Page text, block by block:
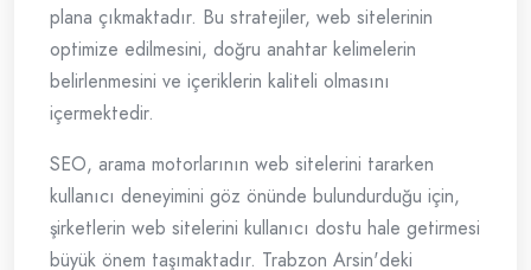
plana çıkmaktadır. Bu stratejiler, web sitelerinin
optimize edilmesini, doğru anahtar kelimelerin
belirlenmesini ve içeriklerin kaliteli olmasını
içermektedir.
SEO, arama motorlarının web sitelerini tararken
kullanıcı deneyimini göz önünde bulundurduğu için,
şirketlerin web sitelerini kullanıcı dostu hale getirmesi
büyük önem taşımaktadır. Trabzon Arsin'deki